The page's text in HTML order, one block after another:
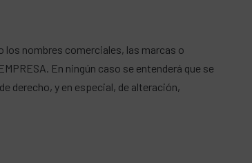
nombres comerciales, las marcas o
En ningún caso se entenderá que se
derecho, y en especial, de alteración,